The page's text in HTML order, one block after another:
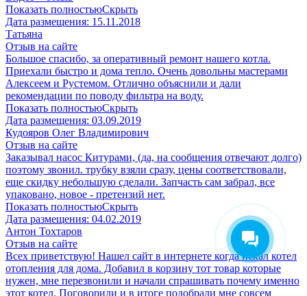
Показать полностьюСкрыть
Дата размещения: 15.11.2018
Татьяна
Отзыв на сайте
Большое спасибо, за оперативный ремонт нашего котла.
Приехали быстро и дома тепло. Очень довольны мастерами
Алексеем и Рустемом. Отлично объяснили и дали
рекомендации по поводу фильтра на воду.
Показать полностьюСкрыть
Дата размещения: 03.09.2019
Кудояров Олег Владимирович
Отзыв на сайте
Заказывал насос Китурами, (да, на сообщения отвечают долго)
поэтому звонил. трубку взяли сразу, цены соответствовали,
еще скидку небольшую сделали. Запчасть сам забрал, все
упаковано, новое - претензий нет.
Показать полностьюСкрыть
Дата размещения: 04.02.2019
Антон Тохтаров
Отзыв на сайте
Всех приветствую! Нашел сайт в интернете когда искал котел
отопления для дома. Добавил в корзину тот товар которые
нужен, мне перезвонили и начали спрашивать почему именно
этот котел. Поговорили и в итоге подобрали мне совсем